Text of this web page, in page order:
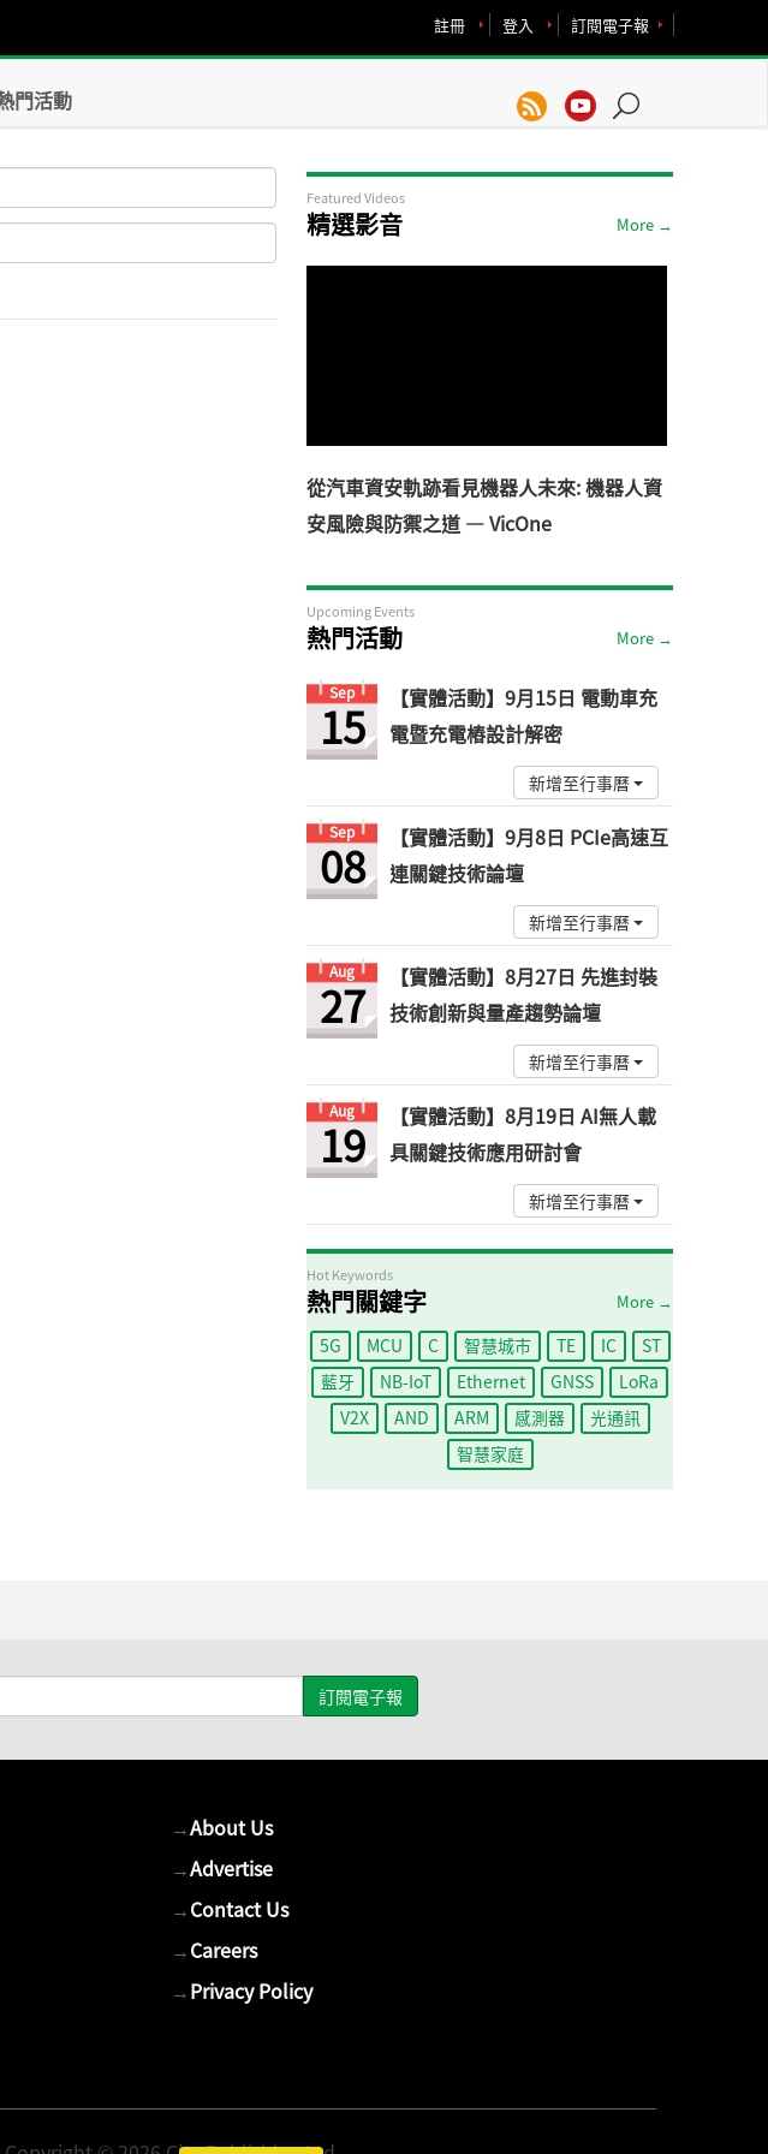
訂閱電子報
登入
註冊
門活動
Featured Videos
精選影音 More →
從汽車資安軌跡看見機器人未來: 機器人資
安風險與防禦之道 — VicOne
Upcoming Events
熱門活動 More →
Sep
15
【實體活動】9月15日 電動車充
電暨充電樁設計解密
新增至行事曆
Sep
08
【實體活動】9月8日 PCIe高速互
連關鍵技術論壇
新增至行事曆
Aug
27
【實體活動】8月27日 先進封裝
技術創新與量產趨勢論壇
新增至行事曆
Aug
19
【實體活動】8月19日 AI無人載
具關鍵技術應用研討會
新增至行事曆
Hot Keywords
熱門關鍵字 More →
5G MCU C 智慧城市 TE IC
ST
藍牙
NB-IoT Ethernet GNSS
LoRa
V2X
AND ARM 感測器
光通訊
智慧家庭
→About Us
→Advertise
→Contact Us
→Careers
→Privacy Policy